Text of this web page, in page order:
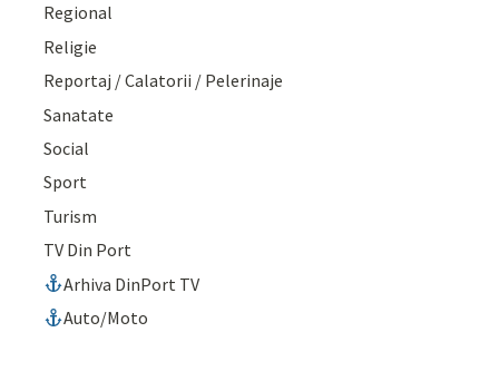
Regional
Religie
Reportaj / Calatorii / Pelerinaje
Sanatate
Social
Sport
Turism
TV Din Port
Arhiva DinPort TV
Auto/Moto